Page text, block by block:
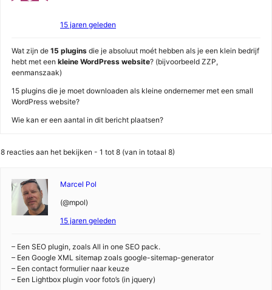
15 jaren geleden
Wat zijn de 15 plugins die je absoluut moét hebben als je een klein bedrijf
hebt met een kleine WordPress website? (bijvoorbeeld ZZP,
eenmanszaak)
15 plugins die je moet downloaden als kleine ondernemer met een small
WordPress website?
Wie kan er een aantal in dit bericht plaatsen?
8 reacties aan het bekijken - 1 tot 8 (van in totaal 8)
Marcel Pol
(@mpol)
15 jaren geleden
– Een SEO plugin, zoals All in one SEO pack.
– Een Google XML sitemap zoals google-sitemap-generator
– Een contact formulier naar keuze
– Een Lightbox plugin voor foto’s (in jquery)